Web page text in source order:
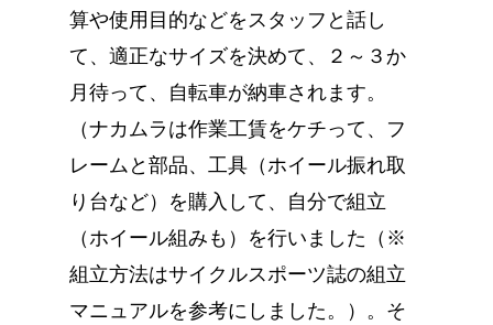
算や使用目的などをスタッフと話し
て、適正なサイズを決めて、２～３か
月待って、自転車が納車されます。
（ナカムラは作業工賃をケチって、フ
レームと部品、工具（ホイール振れ取
り台など）を購入して、自分で組立
（ホイール組みも）を行いました（※
組立方法はサイクルスポーツ誌の組立
マニュアルを参考にしました。）。そ